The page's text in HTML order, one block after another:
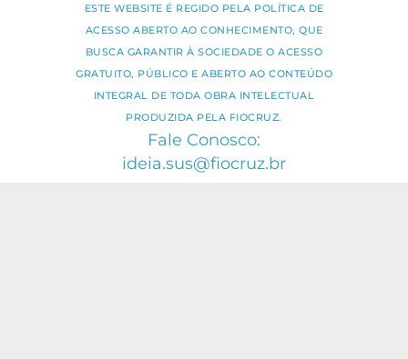
ESTE WEBSITE É REGIDO PELA POLÍTICA DE
ACESSO ABERTO AO CONHECIMENTO, QUE
BUSCA GARANTIR À SOCIEDADE O ACESSO
GRATUITO, PÚBLICO E ABERTO AO CONTEÚDO
INTEGRAL DE TODA OBRA INTELECTUAL
PRODUZIDA PELA FIOCRUZ.
Fale Conosco:
ideia.sus@fiocruz.br